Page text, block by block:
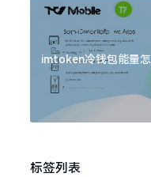
imtoken冷钱包能量
标签列表